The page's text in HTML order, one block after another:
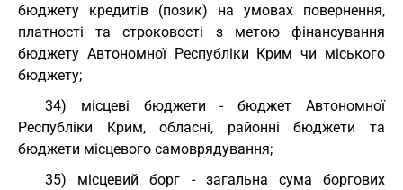
бюджету кредитів (позик) на умовах повернення,
платності та строковості з метою фінансування
бюджету Автономної Республіки Крим чи міського
бюджету;
34) місцеві бюджети - бюджет Автономної
Республіки Крим, обласні, районні бюджети та
бюджети місцевого самоврядування;
35) місцевий борг - загальна сума боргових